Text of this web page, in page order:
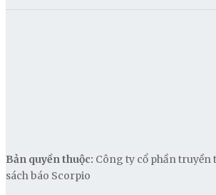
Bản quyền thuộc: Công ty cổ phần truyền
sách báo Scorpio